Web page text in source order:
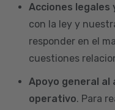
Acciones legales
con la ley y
responder en el
cuestiones
Apoyo general
operativo. Para